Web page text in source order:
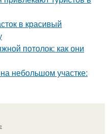
в красивый
потолок: как они
небольшом участке: